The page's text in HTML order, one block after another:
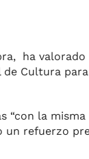
ha valorado
Cultura
“con la
un refuerzo